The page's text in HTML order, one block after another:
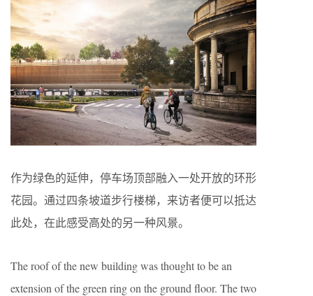
作为绿色的延伸，停车场顶部融入一处开放的环形
花园。通过四条坡道步行楼梯，来访者便可以抵达
此处，在此感受高处的另一种风景。
The roof of the new building was thought to be an
extension of the green ring on the ground floor. The two